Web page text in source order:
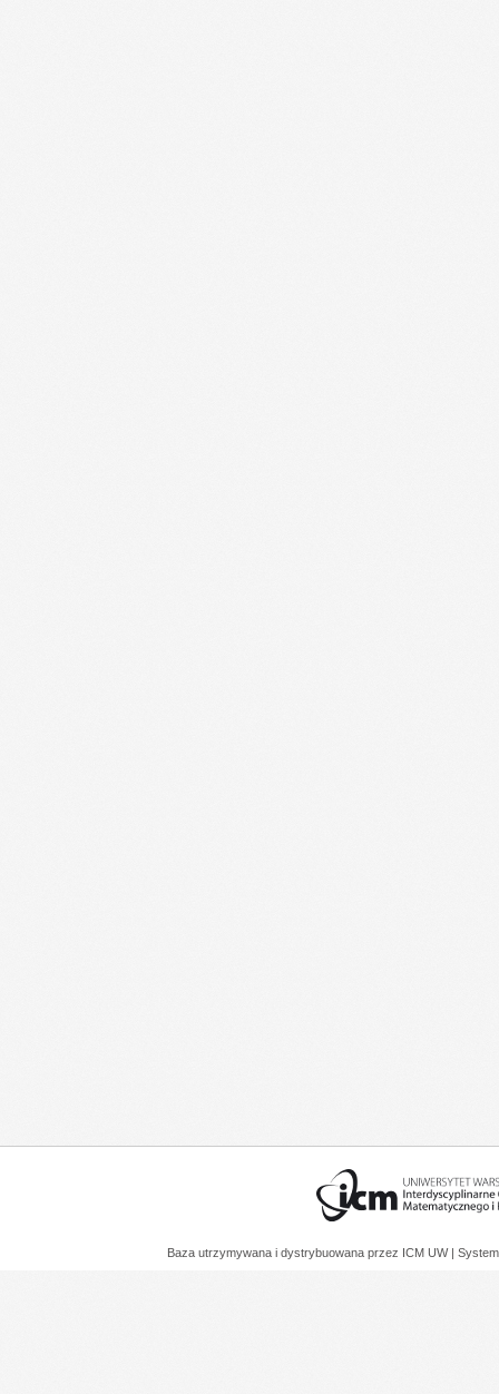
Baza utrzymywana i dystrybuowana przez ICM UW |